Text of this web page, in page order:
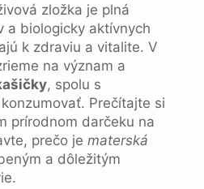
zložka je plná
a biologicky aktívnych
k zdraviu a vitalite. V
na význam a
, spolu s
Prečítajte si
prírodnom darčeku na
prečo je materská
a dôležitým